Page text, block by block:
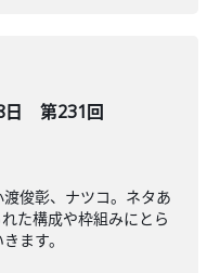
日 第231回
俊彰、ナツコ。ネタあ
た構成や枠組みにとら
ます。